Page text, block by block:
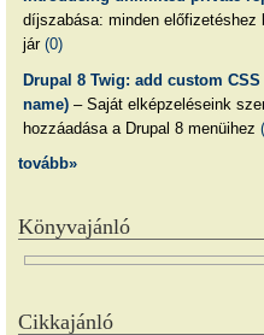
díjszabása: minden
jár (0)
Drupal 8 Twig: add custom
name)– Saját elképzeléseink
hozzáadása a Drupal 8 menüihez
tovább»
Könyvajánló
Cikkajánló